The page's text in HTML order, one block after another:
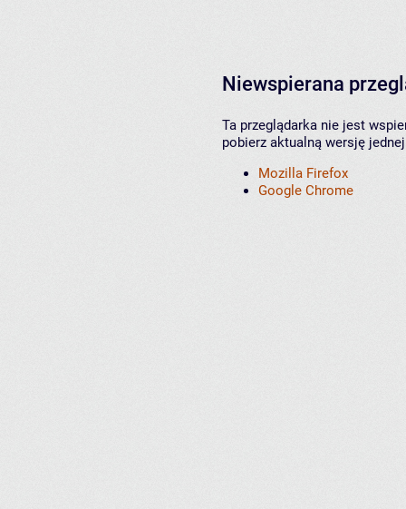
Niewspierana
Ta przeglądarka nie jest
pobierz aktualną wersję
Mozilla Firefox
Google Chrome